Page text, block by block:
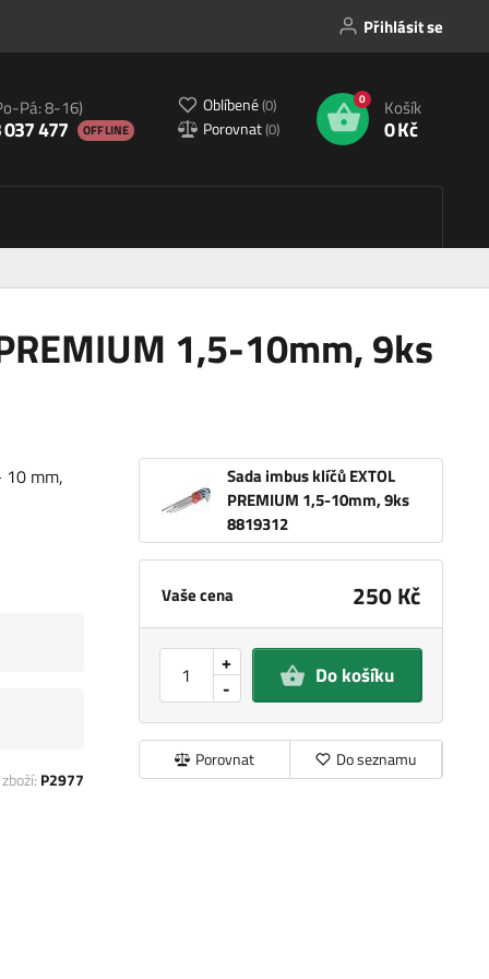
Přihlásit se
Pá: 8-16)
477 OFFLINE
Oblíbené(0)
Porovnat(0)
0 Košík
0 Kč
1,5-10mm, 9ks
Sada imbus klíčů EXTOL
PREMIUM 1,5-10mm, 9ks
8819312
Vaše cena 250 Kč
-
+ Do košíku
Porovnat Do seznamu
10 mm,
P2977